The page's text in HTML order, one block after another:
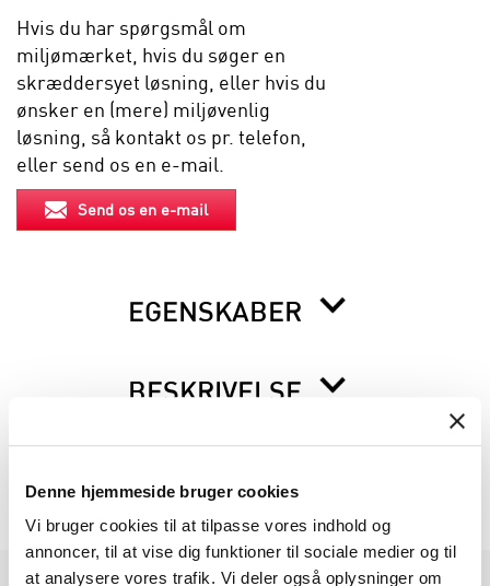
Denne hjemmeside bruger cookies
Vi bruger cookies til at tilpasse vores indhold og
annoncer, til at vise dig funktioner til sociale medier og til
at analysere vores trafik. Vi deler også oplysninger om
Hvis du har spørgsmål om
miljømærket, hvis du søger en
skræddersyet løsning, eller hvis du
ønsker en (mere) miljøvenlig
løsning, så kontakt os pr. telefon,
eller send os en e-mail.
Send os en e-mail
EGENSKABER
BESKRIVELSE